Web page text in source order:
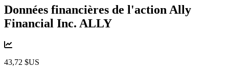
Données financières de l'action Ally
Financial Inc. ALLY
43,72 $US